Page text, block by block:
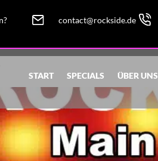
contact@rockside.de
START SPECIALS ÜBER UNS